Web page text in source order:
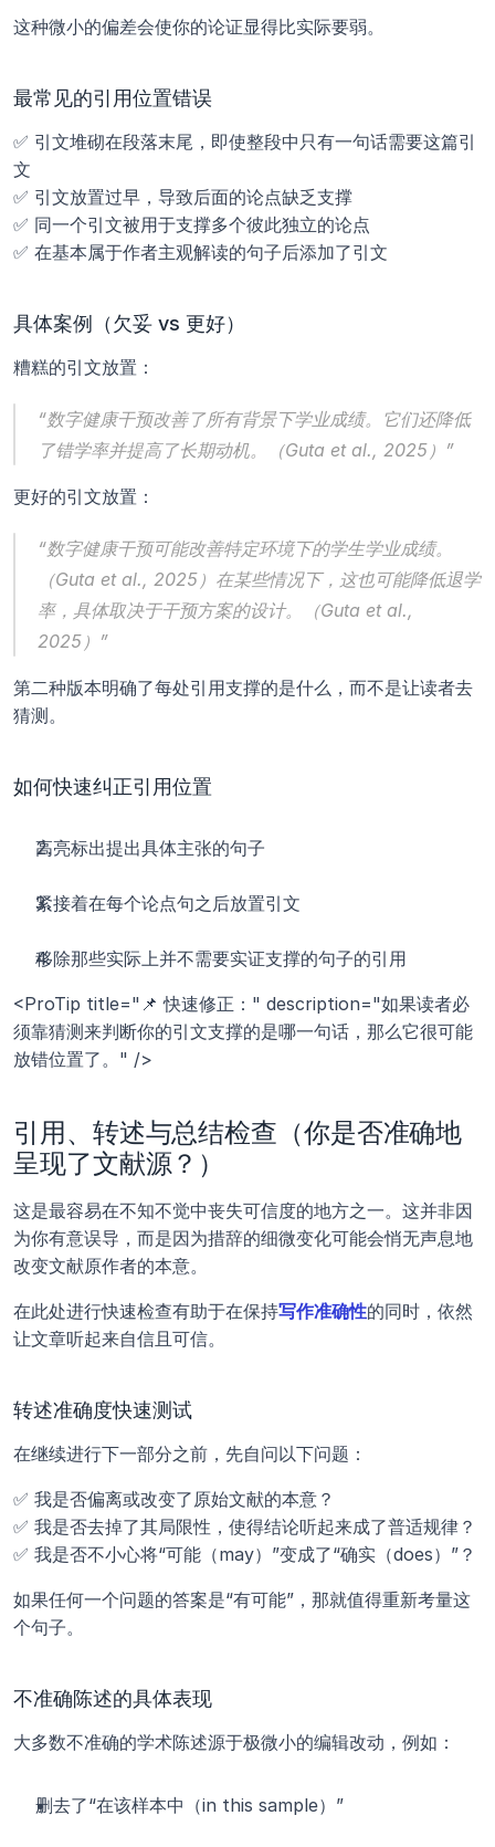
这种微小的偏差会使你的论证显得比实际要弱。
最常见的引用位置错误
✅ 引文堆砌在段落末尾，即使整段中只有一句话需要这篇引
文
✅ 引文放置过早，导致后面的论点缺乏支撑
✅ 同一个引文被用于支撑多个彼此独立的论点
✅ 在基本属于作者主观解读的句子后添加了引文
具体案例（欠妥 vs 更好）
糟糕的引文放置：
“数字健康干预改善了所有背景下学业成绩。它们还降低
了错学率并提高了长期动机。（Guta et al., 2025）”
更好的引文放置：
“数字健康干预可能改善特定环境下的学生学业成绩。
（Guta et al., 2025）在某些情况下，这也可能降低退学
率，具体取决于干预方案的设计。（Guta et al.,
2025）”
第二种版本明确了每处引用支撑的是什么，而不是让读者去
猜测。
如何快速纠正引用位置
高亮标出提出具体主张的句子
紧接着在每个论点句之后放置引文
移除那些实际上并不需要实证支撑的句子的引用
<ProTip title="📌 快速修正：" description="如果读者必
须靠猜测来判断你的引文支撑的是哪一句话，那么它很可能
放错位置了。" />
引用、转述与总结检查（你是否准确地
呈现了文献源？）
这是最容易在不知不觉中丧失可信度的地方之一。这并非因
为你有意误导，而是因为措辞的细微变化可能会悄无声息地
改变文献原作者的本意。
在此处进行快速检查有助于在保持写作准确性的同时，依然
让文章听起来自信且可信。
转述准确度快速测试
在继续进行下一部分之前，先自问以下问题：
✅ 我是否偏离或改变了原始文献的本意？
✅ 我是否去掉了其局限性，使得结论听起来成了普适规律？
✅ 我是否不小心将“可能（may）”变成了“确实（does）”？
如果任何一个问题的答案是“有可能”，那就值得重新考量这
个句子。
不准确陈述的具体表现
大多数不准确的学术陈述源于极微小的编辑改动，例如：
删去了“在该样本中（in this sample）”